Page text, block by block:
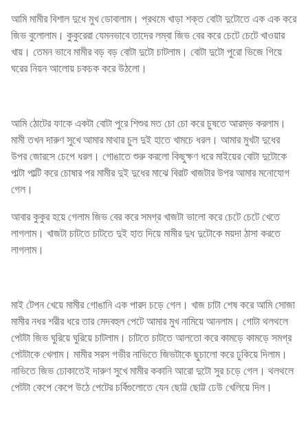
আমি মামীর বিশাল দুধে মুখ ডোবালাম। প্রথমে খাড়া শক্ত বোটা দুটোতে এক এক করে
জিভ বুলোলাম। কুকুরেরা যেমনভাবে তাদের লম্বা জিভ বের করে চেটে চেটে খাওয়ার
খায়। তেমন ভাবে মামীর বড় বড় বোটা দুটো চাটলাম। বোটা দুটো পুরো ভিজে গিয়ে
ঘরের নিয়ন আলোয় চকচক করে উঠলো।
আমি ঠোটের ফাকে একটা বোটা পুরে শিশুর মত চো চো করে চুষতে আরম্ভ করলাম।
মামী তখন দারুণ সুখে আমার মাথার চুল দুই হাতে খামচে ধরল। আমার মুখটা দুধের
উপর জোরসে চেপে ধরল। গোঙাতে শুরু করলো কিছুক্ষণ ধরে মাইয়ের বোটা দুটোকে
পাল্টা পাল্টি করে চোষার পর মামীর দুই দুধের মাঝে বিরাট খাজটার উপর আমার মনোযোগ
গেল।
আবার কুকুর হয়ে গেলাম জিভ বের করে সমগ্র খাজটা ভালো করে চেটে চেটে খেতে
লাগলাম। খাজটা চাটতে চাটতে দুই হাত দিয়ে মামীর দুধ দুটোকে ময়দা ঠাসা করতে
লাগলাম।
মাই টেপন খেয়ে মামীর গোঙানি এক পারদ চড়ে গেল। খাজ চাটা শেষ করে আমি সোজা
মামীর নধর শরীর ধরে তার মেদবহুল পেটে আমার মুখ নামিয়ে আনলাম। গোটা থলথলে
পেটটা জিভ ঘুরিয়ে ঘুরিয়ে চাটলাম। চাটতে চাটতে আলতো করে কামড়ে কামড়ে সমগ্র
পেটটাকে খেলাম। মামীর সরস গভীর নাভিতে জিভটাকে ছুচালো করে ঢুকিয়ে দিলাম।
নাভিতে জিভ ঢোকাতেই দারুণ সুখে মামীর ককানি আরো দুটো সুর চড়ে গেল। থলথলে
পেটটা কেপে কেপে উঠে পেটের চর্বিগুলোতে যেন ছোট্ট ছোট্ট ঢেউ খেলিয়ে দিল।